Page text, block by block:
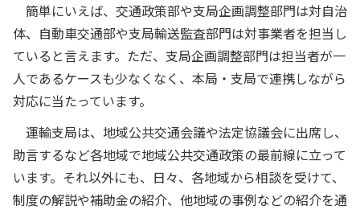
簡単にいえば、交通政策部や支局企画調整部門は対自治
体、自動車交通部や支局輸送監査部門は対事業者を担当し
ていると言えます。ただ、支局企画調整部門は担当者が一
人であるケースも少なくなく、本局・支局で連携しながら
対応に当たっています。
運輸支局は、地域公共交通会議や法定協議会に出席し、
助言するなど各地域で地域公共交通政策の最前線に立って
います。それ以外にも、日々、各地域から相談を受けて、
制度の解説や補助金の紹介、他地域の事例などの紹介を通